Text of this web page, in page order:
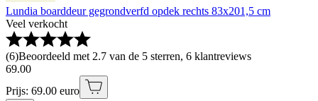
Lundia boarddeur gegrondverfd opdek rechts 83x201,5 cm
Veel verkocht
(6)Beoordeeld met 2.7 van de 5 sterren, 6 klantreviews
69.00
Prijs: 69.00 euro